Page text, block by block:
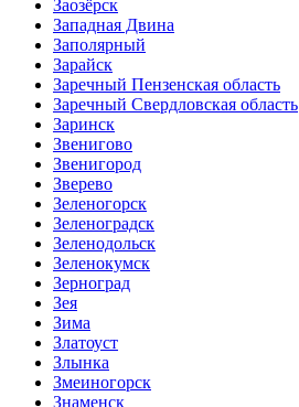
Заозёрск
Западная Двина
Заполярный
Зарайск
Заречный Пензенская область
Заречный Свердловская область
Заринск
Звенигово
Звенигород
Зверево
Зеленогорск
Зеленоградск
Зеленодольск
Зеленокумск
Зерноград
Зея
Зима
Златоуст
Злынка
Змеиногорск
Знаменск